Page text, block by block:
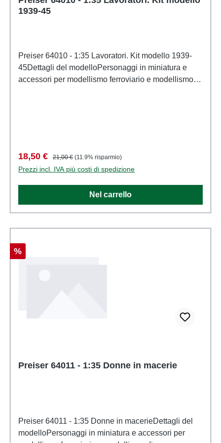
1939-45
Preiser 64010 - 1:35 Lavoratori. Kit modello 1939-
45Dettagli del modelloPersonaggi in miniatura e
accessori per modellismo ferroviario e modellismo di
articolo: 64010numero di pezzi: Insieme di più
partiEAN: 4041032640105Tipologia di prodotto:
Figurescala: 1:35Raccomandazione sull'età: Dai 14
Prezzo di vendita:
18,50 € Prezzo normale:
21,00 € (11.9% risparmio)
Prezzi incl. IVA più costi di spedizione
Nel carrello
Sconto
%
Preiser 64011 - 1:35 Donne in macerie
Preiser 64011 - 1:35 Donne in macerieDettagli del
modelloPersonaggi in miniatura e accessori per